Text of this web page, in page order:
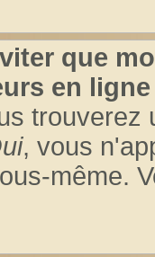
que
en
trouverez
, vous
même.